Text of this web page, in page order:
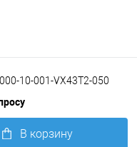
10-001-VX43T2-050
В корзину